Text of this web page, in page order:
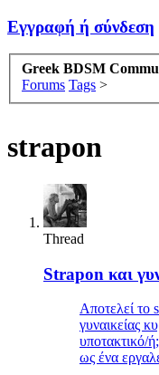
Εγγραφή ή σύνδεση
Greek BDSM
Forums Tags >
strapon
Thread
Strapon και
Αποτελεί το
γυναικείας
ως ένα